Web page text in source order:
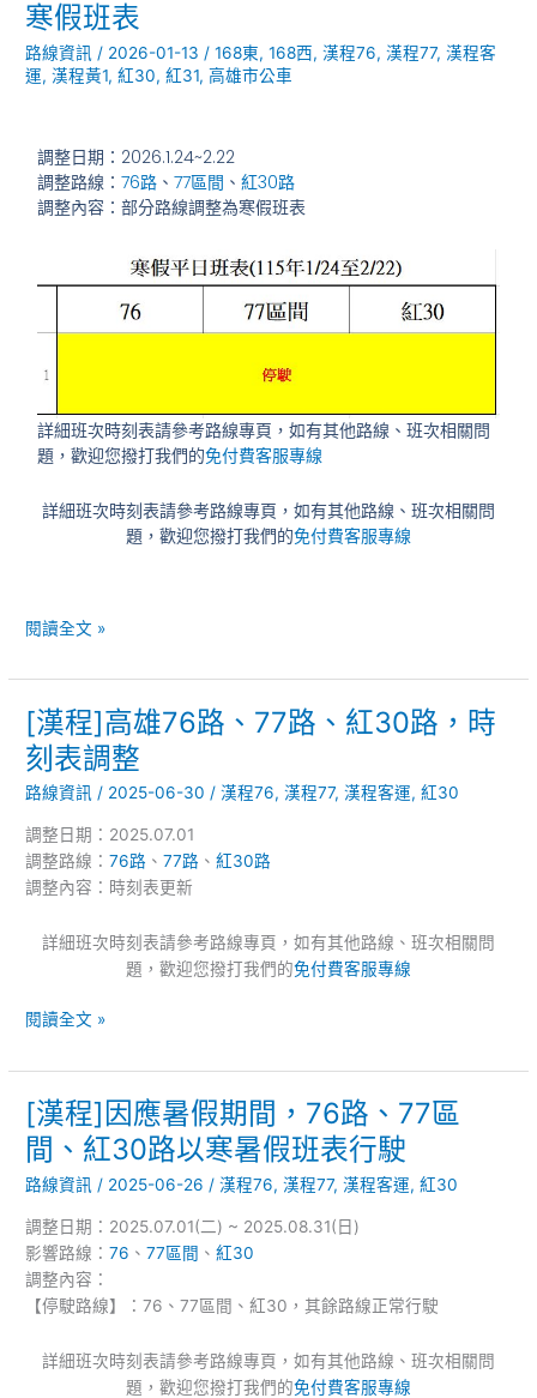
寒假班表
路線資訊 / 2026-01-13 /168東,168西,漢程76,漢程77,漢程客
運,漢程黃1,紅30,紅31,高雄市公車
調整日期：2026.1.24~2.22
調整路線：76路 、77區間 、紅30路
調整內容：部分路線調整為寒假班表
詳細班次時刻表請參考路線專頁，如有其他路線、班次相關問
題，歡迎您撥打我們的免付費客服專線
詳細班次時刻表請參考路線專頁，如有其他路線、班次相關問
題，歡迎您撥打我們的免付費客服專線
因
應
寒
間，
部
分
調
班
表
閱讀全文 »
[漢程]高雄76路、77路、紅30路，時
刻表調整
路線資訊 / 2025-06-30/漢程76,漢程77,漢程客運,紅30
調整日期：2025.07.01
調整路線：76路 、77路 、紅30路
調整內容：時刻表更新
詳細班次時刻表請參考路線專頁，如有其他路線、班次相關問
題，歡迎您撥打我們的免付費客服專線
[漢
程]
高
雄
76
路、
77
路、
30
刻
整
閱讀全文 »
[漢程]因應暑假期間，76路、77區
間、紅30路以寒暑假班表行駛
路線資訊 / 2025-06-26 /漢程76,漢程77,漢程客運,紅30
調整日期：2025.07.01(二) ~ 2025.08.31(日)
影響路線：76 、77區間 、紅30
調整內容：
【停駛路線】：76、77區間、紅30，其餘路線正常行駛
詳細班次時刻表請參考路線專頁，如有其他路線、班次相關問
題，歡迎您撥打我們的免付費客服專線
[漢
程]
因
應
暑
假
期
間，
76
77